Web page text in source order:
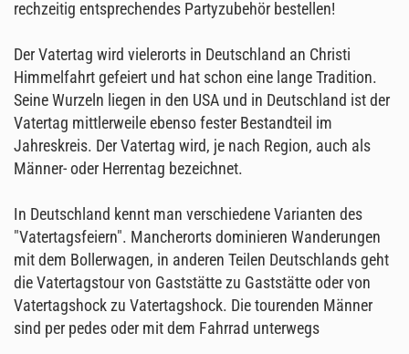
rechzeitig entsprechendes Partyzubehör bestellen!
Der Vatertag wird vielerorts in Deutschland an Christi
Himmelfahrt gefeiert und hat schon eine lange Tradition.
Seine Wurzeln liegen in den USA und in Deutschland ist der
Vatertag mittlerweile ebenso fester Bestandteil im
Jahreskreis. Der Vatertag wird, je nach Region, auch als
Männer- oder Herrentag bezeichnet.
In Deutschland kennt man verschiedene Varianten des
"Vatertagsfeiern". Mancherorts dominieren Wanderungen
mit dem Bollerwagen, in anderen Teilen Deutschlands geht
die Vatertagstour von Gaststätte zu Gaststätte oder von
Vatertagshock zu Vatertagshock. Die tourenden Männer
sind per pedes oder mit dem Fahrrad unterwegs